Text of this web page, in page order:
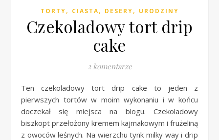
TORTY, CIASTA, DESERY, URODZINY
Czekoladowy tort drip
cake
2 komentarze
Ten czekoladowy tort drip cake to jeden z
pierwszych tortów w moim wykonaniu i w końcu
doczekał się miejsca na blogu. Czekoladowy
biszkopt przełożony kremem kajmakowym i frużeliną
z owoców leśnych. Na wierzchu tynk milky way i drip